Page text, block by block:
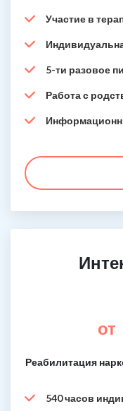
Участие в
5-ти разовое
Работа с
от
Реабилитация
540 часов